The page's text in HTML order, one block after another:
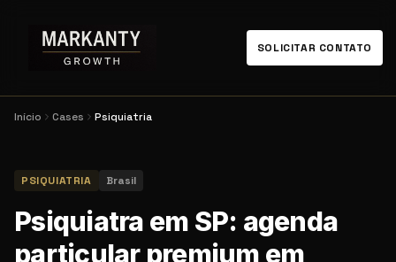
SOLICITAR CONTATO
Início Cases Psiquiatria
PSIQUIATRIA Brasil
Psiquiatra em SP: agenda
particular premium em